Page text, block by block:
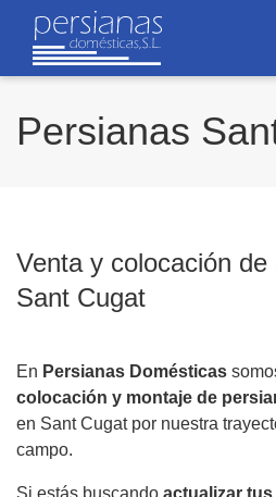
Persianas
Venta y colocación de
Sant Cugat
En Persianas Domésticas
colocación y montaje de
en Sant Cugat por nuestra
campo.
Si estás buscando actualizar